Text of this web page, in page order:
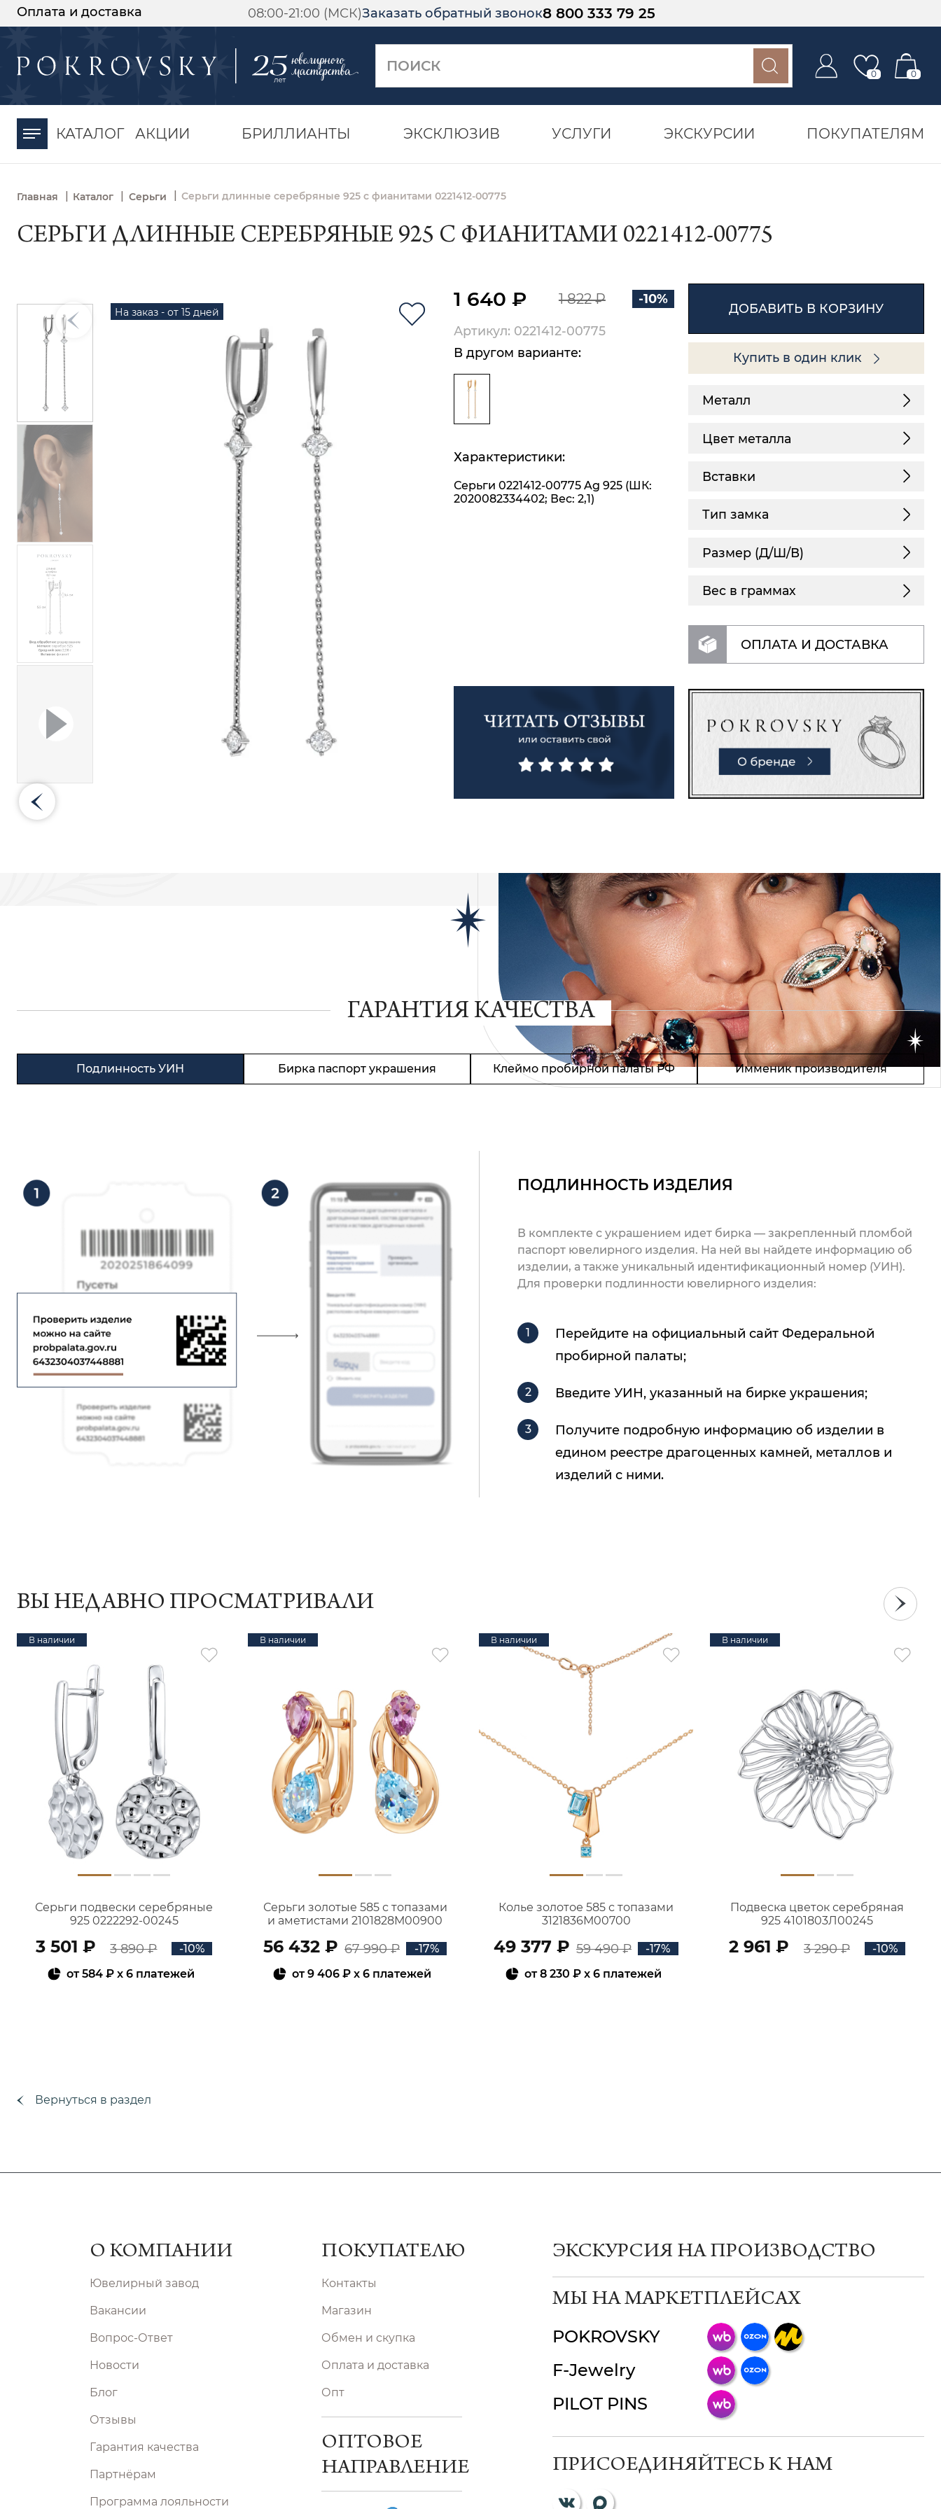
Оплата и доставка 08:00-21:00 (МСК)Заказать обратный звонок8 800 333 79 25
0 0
КАТАЛОГ АКЦИИ БРИЛЛИАНТЫ ЭКСКЛЮЗИВ УСЛУГИ ЭКСКУРСИИ ПОКУПАТЕЛЯМ
Главная | Каталог | Серьги Серьги длинные серебряные 925 с фианитами 0221412-00775
СЕРЬГИ ДЛИННЫЕ СЕРЕБРЯНЫЕ 925 С ФИАНИТАМИ 0221412-00775
На заказ - от 15 дней
1 640 ₽ 1 822 ₽ -10%
Артикул: 0221412-00775
В другом варианте:
Характеристики:
Серьги 0221412-00775 Ag 925 (ШК:
2020082334402; Вес: 2,1)
ДОБАВИТЬ В КОРЗИНУ
Купить в один клик
Металл
Цвет металла
Вставки
Тип замка
Размер (Д/Ш/В)
Вес в граммах
ОПЛАТА И ДОСТАВКА
ГАРАНТИЯ КАЧЕСТВА
Подлинность УИН Бирка паспорт украшения Клеймо пробирной палаты РФ Имменик производителя
ПОДЛИННОСТЬ ИЗДЕЛИЯ
В комплекте с украшением идет бирка — закрепленный пломбой
паспорт ювелирного изделия. На ней вы найдете информацию об
изделии, а также уникальный идентификационный номер (УИН).
Для проверки подлинности ювелирного изделия:
Перейдите на официальный сайт Федеральной
пробирной палаты;
Введите УИН, указанный на бирке украшения;
Получите подробную информацию об изделии в
едином реестре драгоценных камней, металлов и
изделий с ними.
ВЫ НЕДАВНО ПРОСМАТРИВАЛИ
В наличии
Серьги подвески серебряные
925 0222292-00245
3 501 ₽ 3 890 ₽
-10%
от584 ₽ x 6 платежей
В наличии
Серьги золотые 585 с топазами
и аметистами 2101828М00900
56 432 ₽ 67 990 ₽
-17%
от9 406 ₽ x 6 платежей
В наличии
Колье золотое 585 с топазами
3121836М00700
49 377 ₽ 59 490 ₽
-17%
от8 230 ₽x 6 платежей
В наличии
Подвеска цветок серебряная
925 4101803Л00245
2 961 ₽ 3 290 ₽ -10%
Вернуться в раздел
О КОМПАНИИ
Ювелирный завод
Вакансии
Вопрос-Ответ
Новости
Блог
Отзывы
Гарантия качества
Партнёрам
Программа лояльности
ПОКУПАТЕЛЮ
Контакты
Магазин
Обмен и скупка
Оплата и доставка
Опт
ОПТОВОЕ
НАПРАВЛЕНИЕ
ЭКСКУРСИЯ НА ПРОИЗВОДСТВО
МЫ НА МАРКЕТПЛЕЙСАХ
POKROVSKY
F-Jewelry
PILOT PINS
ПРИСОЕДИНЯЙТЕСЬ К НАМ
-30%
момента оплаты
ChatApp
Мессенджеры
мессенджер!